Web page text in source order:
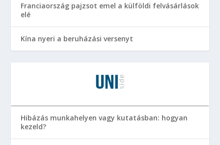
Franciaország pajzsot emel a külföldi felvásárlások
elé
Kína nyeri a beruházási versenyt
Hibázás munkahelyen vagy kutatásban: hogyan
kezeld?